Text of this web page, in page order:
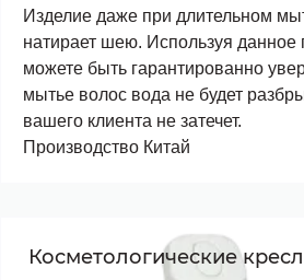
Изделие даже при длительном
натирает шею. Используя данное
можете быть гарантированно
мытье волос вода не будет
вашего клиента не затечет.
Производство Китай
Косметологические